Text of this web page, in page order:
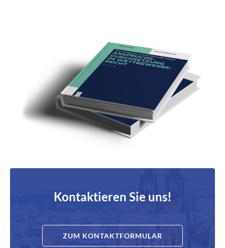
Kontaktieren Sie uns!
ZUM KONTAKTFORMULAR